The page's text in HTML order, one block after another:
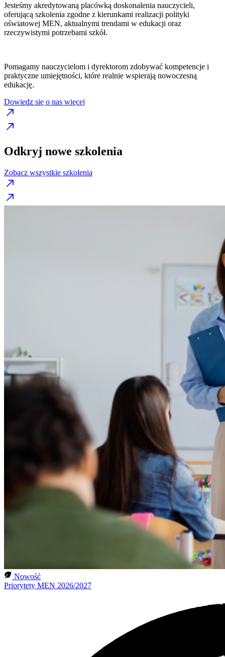
Jesteśmy akredytowaną placówką doskonalenia nauczycieli,
oferującą szkolenia zgodne z kierunkami realizacji polityki
oświatowej MEN, aktualnymi trendami w edukacji oraz
rzeczywistymi potrzebami szkół.
Pomagamy nauczycielom i dyrektorom zdobywać kompetencje i
praktyczne umiejętności, które realnie wspierają nowoczesną
edukację.
Dowiedz się o nas więcej
Odkryj nowe szkolenia
Zobacz wszystkie szkolenia
Nowość
Priorytety MEN 2026/2027